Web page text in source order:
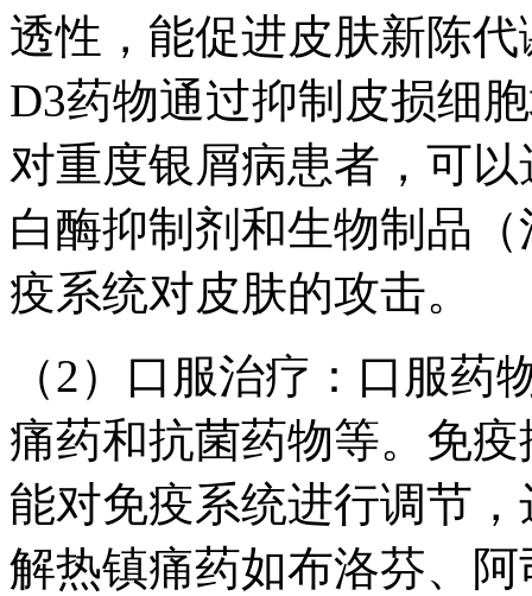
透性，能促进皮肤新陈
D3药物通过抑制皮损细
对重度银屑病患者，可
白酶抑制剂和生物制品
疫系统对皮肤的攻击。
（2）口服治疗：口服
痛药和抗菌药物等。免
能对免疫系统进行调节
解热镇痛药如布洛芬、